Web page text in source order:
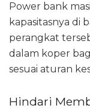
Power bank
kapasitasnya di
perangkat
dalam koper
sesuai aturan
Hindari